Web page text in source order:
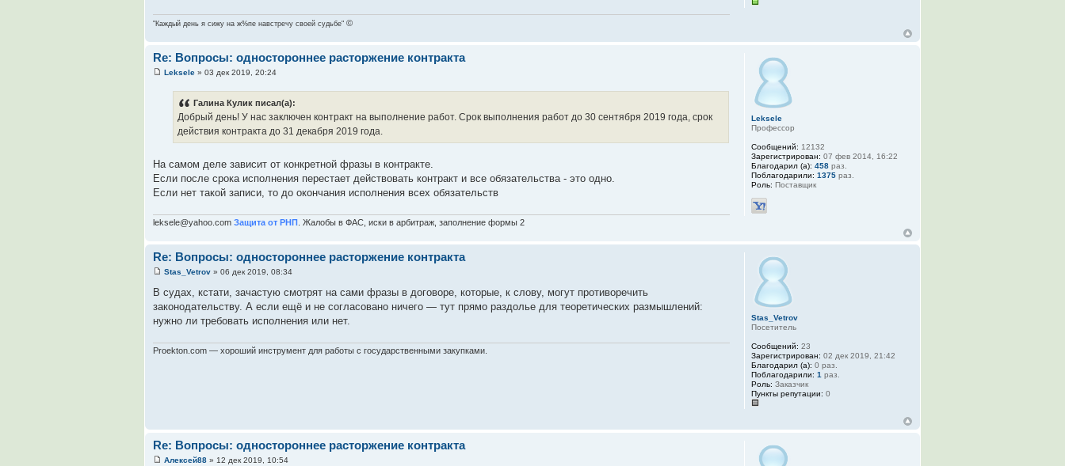
"Каждый день я сижу на ж%пе навстречу своей судьбе" ©
Re: Вопросы: одностороннее расторжение контракта
Leksele » 03 дек 2019, 20:24
Галина Кулик писал(а):
Добрый день! У нас заключен контракт на выполнение работ. Срок выполнения работ до 30 сентября 2019 года, срок
действия контракта до 31 декабря 2019 года.
На самом деле зависит от конкретной фразы в контракте.
Если после срока исполнения перестает действовать контракт и все обязательства - это одно.
Если нет такой записи, то до окончания исполнения всех обязательств
leksele@yahoo.com Защита от РНП . Жалобы в ФАС, иски в арбитраж, заполнение формы 2
Leksele
Профессор
Сообщений: 12132
Зарегистрирован: 07 фев 2014, 16:22
Благодарил (а): 458 раз.
Поблагодарили: 1375 раз.
Роль: Поставщик
Re: Вопросы: одностороннее расторжение контракта
Stas_Vetrov » 06 дек 2019, 08:34
В судах, кстати, зачастую смотрят на сами фразы в договоре, которые, к слову, могут противоречить
законодательству. А если ещё и не согласовано ничего — тут прямо раздолье для теоретических размышлений:
нужно ли требовать исполнения или нет.
Proekton.com — хороший инструмент для работы с государственными закупками.
Stas_Vetrov
Посетитель
Сообщений: 23
Зарегистрирован: 02 дек 2019, 21:42
Благодарил (а): 0 раз.
Поблагодарили: 1 раз.
Роль: Заказчик
Пункты репутации: 0
Re: Вопросы: одностороннее расторжение контракта
Алексей88 » 12 дек 2019, 10:54